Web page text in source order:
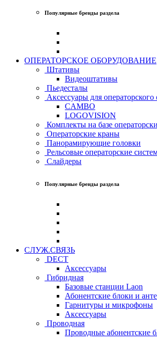
Популярные бренды раздела
ОПЕРАТОРСКОЕ ОБОРУДОВАНИЕ
Штативы
Видеоштативы
Пьедесталы
Аксессуары для операторского
CAMBO
LOGOVISION
Комплекты на базе
Операторские краны
Панорамирующие головки
Рельсовые операторские
Слайдеры
Популярные бренды раздела
СЛУЖ.СВЯЗЬ
DECT
Аксессуары
Гибридная
Базовые станции Laon
Абонентские блоки и
Гарнитуры и микрофоны
Аксессуары
Проводная
Проводные абонентские